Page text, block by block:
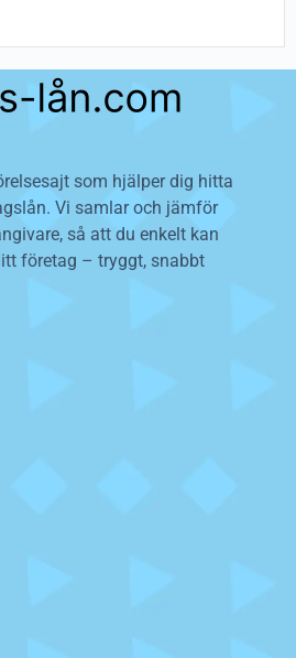
som hjälper dig hitta
Vi samlar och jämför
så att du enkelt kan
företag – tryggt, snabbt